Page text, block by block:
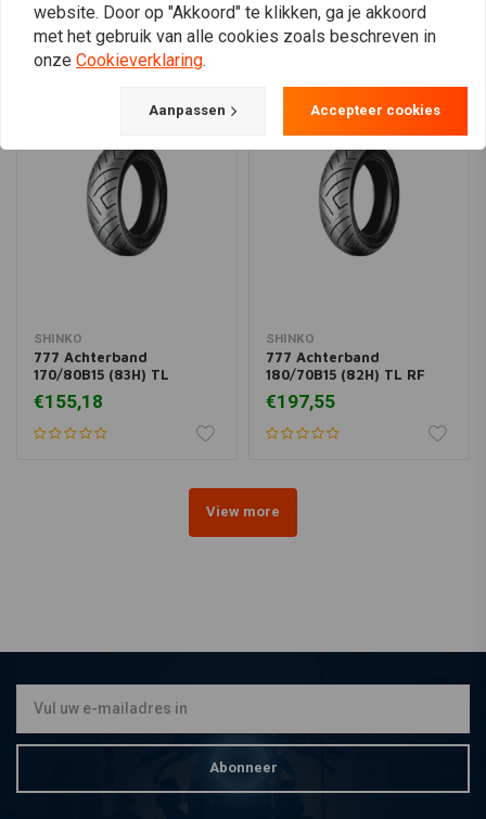
Vergelijkbare producten
SHINKO
777 Achterband
170/80B15 (83H) TL
€155,18
SHINKO
777 Achterband
180/70B15 (82H) TL RF
€197,55
View more
Abonneer
website. Door op "Akkoord" te klikken, ga je akkoord
met het gebruik van alle cookies zoals beschreven in
onze Cookieverklaring.
Aanpassen Accepteer cookies